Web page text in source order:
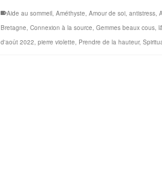
Aide au sommeil, Améthyste, Amour de soi, antistress,
Bretagne, Connexion à la source, Gemmes beaux cous,
d'août 2022, pierre violette, Prendre de la hauteur,